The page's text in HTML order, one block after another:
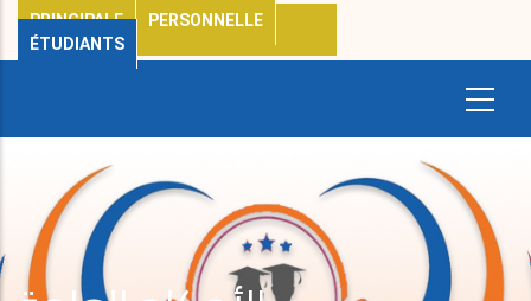
PRINCIPALE
PERSONNELLE
ÉTUDIANTS